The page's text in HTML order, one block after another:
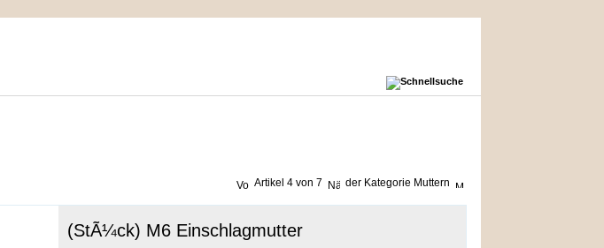
Artikel 4 von 7 der Kategorie Muttern
(StÃ¼ck) M6 Einschlagmutter